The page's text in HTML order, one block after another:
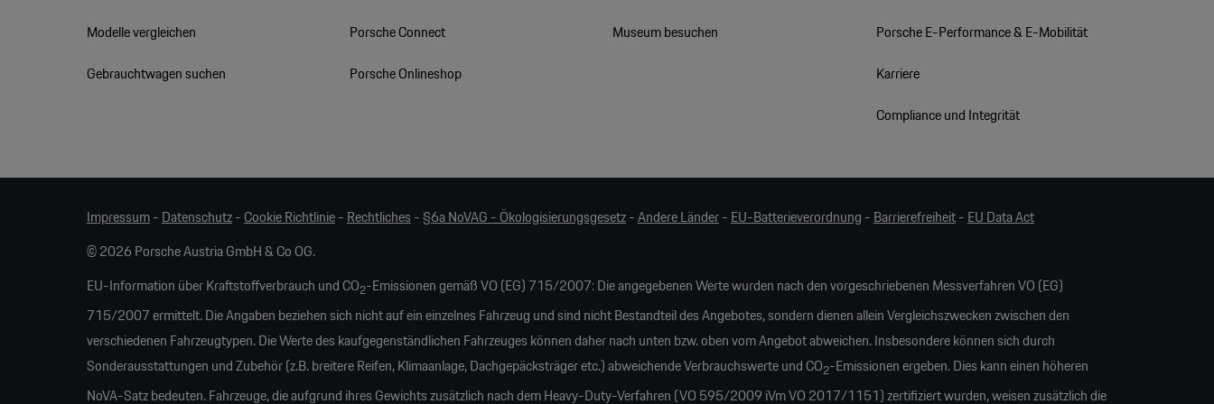
Modelle vergleichen
Gebrauchtwagen suchen
Porsche Connect
Porsche Onlineshop
Museum besuchen
Porsche E-Performance & E-Mobilität
Karriere
Compliance und Integrität
Impressum-Datenschutz-Cookie Richtlinie-Rechtliches-§6a NoVAG - Ökologisierungsgesetz-Andere Länder-EU-Batterieverordnung -Barrierefreiheit-EU Data Act
© 2026 Porsche Austria GmbH & Co OG.
EU-Information über Kraftstoffverbrauch und CO2-Emissionen gemäß VO (EG) 715/2007: Die angegebenen Werte wurden nach den vorgeschriebenen Messverfahren VO (EG)
715/2007 ermittelt. Die Angaben beziehen sich nicht auf ein einzelnes Fahrzeug und sind nicht Bestandteil des Angebotes, sondern dienen allein Vergleichszwecken zwischen den
verschiedenen Fahrzeugtypen. Die Werte des kaufgegenständlichen Fahrzeuges können daher nach unten bzw. oben vom Angebot abweichen. Insbesondere können sich durch
Sonderausstattungen und Zubehör (z.B. breitere Reifen, Klimaanlage, Dachgepäcksträger etc.) abweichende Verbrauchswerte und CO2-Emissionen ergeben. Dies kann einen höheren
NoVA-Satz bedeuten. Fahrzeuge, die aufgrund ihres Gewichts zusätzlich nach dem Heavy-Duty-Verfahren (VO 595/2009 iVm VO 2017/1151) zertifiziert wurden, weisen zusätzlich die